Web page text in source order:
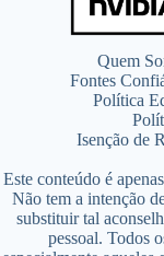
Quem
Fontes
Política
Isenção de
Este conteúdo é
Não tem a intenção
substituir tal
pessoal. Todos